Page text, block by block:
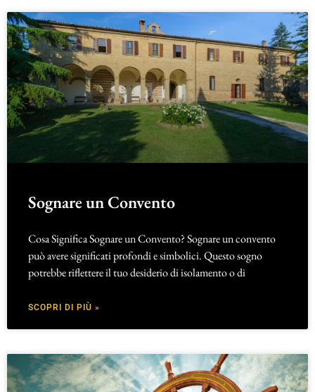
Sognare un Convento
Cosa Significa Sognare un Convento? Sognare un convento
può avere significati profondi e simbolici. Questo sogno
potrebbe riflettere il tuo desiderio di isolamento o di
SCOPRI DI PIÙ »